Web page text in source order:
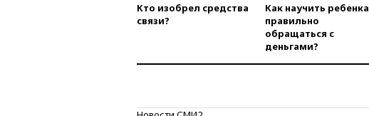
Кто изобрел средства
связи?
Как научить ребенка
правильно
обращаться с
деньгами?